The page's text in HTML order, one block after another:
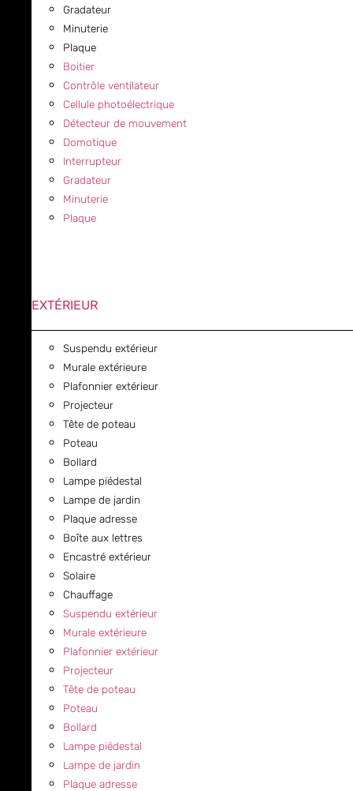
Gradateur
Minuterie
Plaque
Boitier
Contrôle ventilateur
Cellule photoélectrique
Détecteur de mouvement
Domotique
Interrupteur
Gradateur
Minuterie
Plaque
EXTÉRIEUR
Suspendu extérieur
Murale extérieure
Plafonnier extérieur
Projecteur
Tête de poteau
Poteau
Bollard
Lampe piédestal
Lampe de jardin
Plaque adresse
Boîte aux lettres
Encastré extérieur
Solaire
Chauffage
Suspendu extérieur
Murale extérieure
Plafonnier extérieur
Projecteur
Tête de poteau
Poteau
Bollard
Lampe piédestal
Lampe de jardin
Plaque adresse